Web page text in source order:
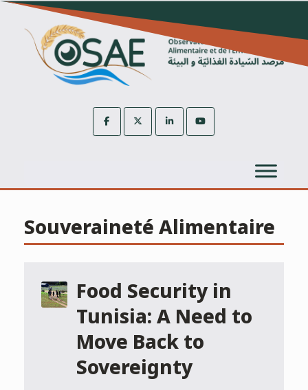
Skip
content
Souveraineté Alimentaire
Food Security in
Tunisia: A Need to
Move Back to
Sovereignty